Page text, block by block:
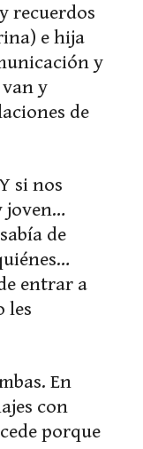
recuerdos
e hija
y
y
de
si nos
joven…
de
entrar a
les
En
con
porque